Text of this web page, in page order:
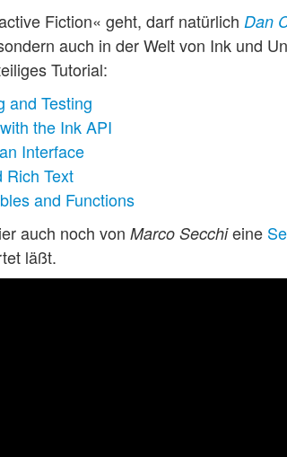
Fiction« geht, darf natürlich Dan
auch in der Welt von Ink und
Tutorial:
and Testing
the Ink API
Interface
Rich Text
and Functions
auch noch von Marco Secchieine
läßt.